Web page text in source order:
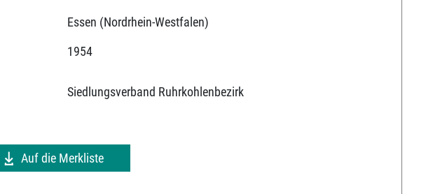
Essen (Nordrhein-Westfalen)
1954
Siedlungsverband Ruhrkohlenbezirk
Auf die Merkliste